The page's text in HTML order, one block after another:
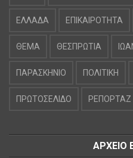
ΕΛΛΑΔΑ ΕΠΙΚΑΙΡΟΤΗΤΑ
ΘΕΜΑ ΘΕΣΠΡΩΤΙΑ
ΠΑΡΑΣΚΗΝΙΟ ΠΟΛΙΤΙΚΗ
ΠΡΩΤΟΣΕΛΙΔΟ ΡΕΠΟΡΤΑΖ
ΑΡΧΕΙΟ